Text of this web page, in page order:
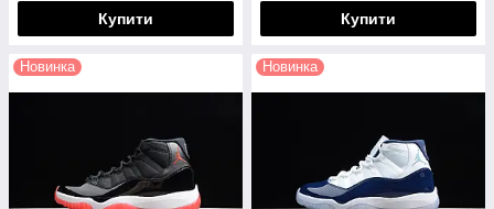
Купити Купити
Новинка Новинка